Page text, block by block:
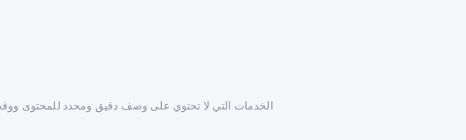
الخدمات التي لا تحتوي على وصف دقيق ومحدد للمحتوى